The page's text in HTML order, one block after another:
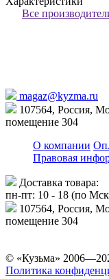
Все
magaz@kyzma.ru
107564, Россия,
помещение 304
О компании
Правовая
Доставка товара:
пн-пт: 10 - 18 (по
107564, Россия,
помещение 304
© «Кузьма»
Политика